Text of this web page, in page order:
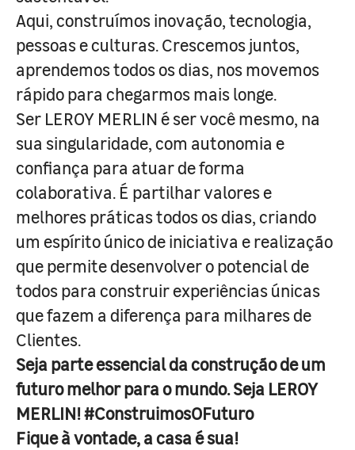
Aqui, construímos inovação, tecnologia,
pessoas e culturas. Crescemos juntos,
aprendemos todos os dias, nos movemos
rápido para chegarmos mais longe.
Ser LEROY MERLIN é ser você mesmo, na
sua singularidade, com autonomia e
confiança para atuar de forma
colaborativa. É partilhar valores e
melhores práticas todos os dias, criando
um espírito único de iniciativa e realização
que permite desenvolver o potencial de
todos para construir experiências únicas
que fazem a diferença para milhares de
Clientes.
Seja parte essencial da construção de um
futuro melhor para o mundo. Seja LEROY
MERLIN! #ConstruimosOFuturo
Fique à vontade, a casa é sua!